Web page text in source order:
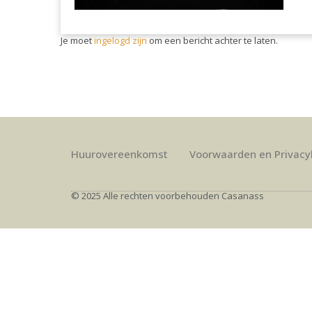
Je moetingelogd zijnom een bericht achter te laten.
Huurovereenkomst Voorwaarden en
© 2025 Alle rechten voorbehouden Casanass